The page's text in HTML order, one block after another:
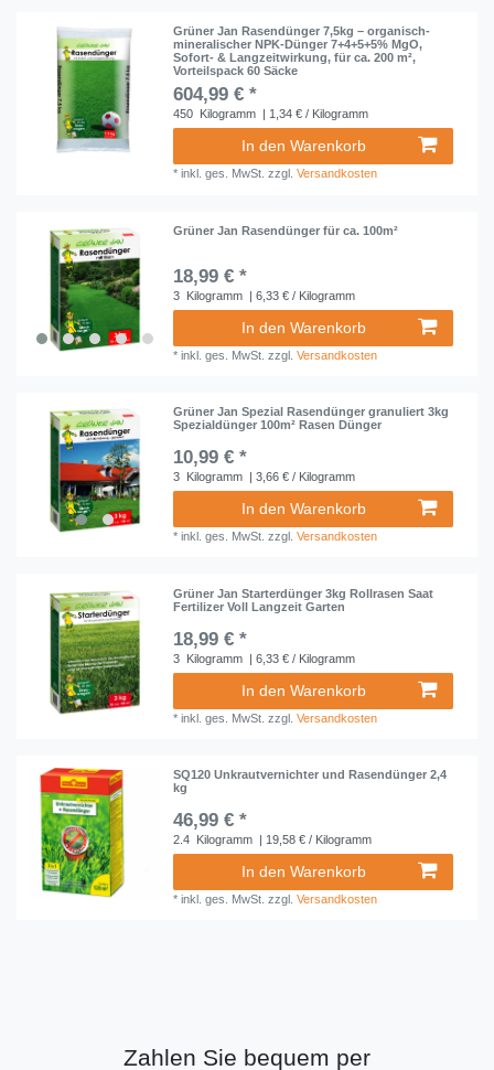
Grüner Jan Rasendünger 7,5kg – organisch-
mineralischer NPK-Dünger 7+4+5+5% MgO,
Sofort- & Langzeitwirkung, für ca. 200 m²,
Vorteilspack 60 Säcke
604,99 € *
450 Kilogramm | 1,34 € / Kilogramm
In den Warenkorb
*inkl. ges. MwSt. zzgl.Versandkosten
Grüner Jan Rasendünger für ca. 100m²
18,99 € *
3 Kilogramm | 6,33 € / Kilogramm
In den Warenkorb
*inkl. ges. MwSt. zzgl.Versandkosten
Grüner Jan Spezial Rasendünger granuliert 3kg
Spezialdünger 100m² Rasen Dünger
10,99 € *
3 Kilogramm | 3,66 € / Kilogramm
In den Warenkorb
*inkl. ges. MwSt. zzgl.Versandkosten
Grüner Jan Starterdünger 3kg Rollrasen Saat
Fertilizer Voll Langzeit Garten
18,99 € *
3 Kilogramm | 6,33 € / Kilogramm
In den Warenkorb
*inkl. ges. MwSt. zzgl.Versandkosten
SQ120 Unkrautvernichter und Rasendünger 2,4
kg
46,99 € *
2.4 Kilogramm | 19,58 € / Kilogramm
In den Warenkorb
*inkl. ges. MwSt. zzgl.Versandkosten
Zahlen Sie bequem per